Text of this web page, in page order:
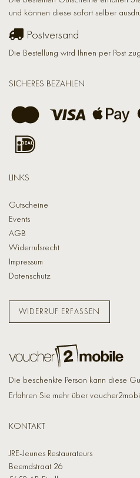
und können diese sofort selber
Postversand
Die Bestellung wird Ihnen per Post
SICHERES BEZAHLEN
LINKS
Gutscheine
Events
AGB
Widerrufsrecht
Impressum
Datenschutz
WIDERRUF ERFASSEN
Die beschenkte Person kann diese
Erfahren Sie mehr über
KONTAKT
JRE-Jeunes Restaurateurs
Beemdstraat 26